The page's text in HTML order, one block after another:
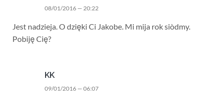
08/01/2016 — 20:22
Jest nadzieja. O dzięki Ci Jakobe. Mi mija rok siòdmy.
Pobiję Cię?
KK
09/01/2016 — 06:07